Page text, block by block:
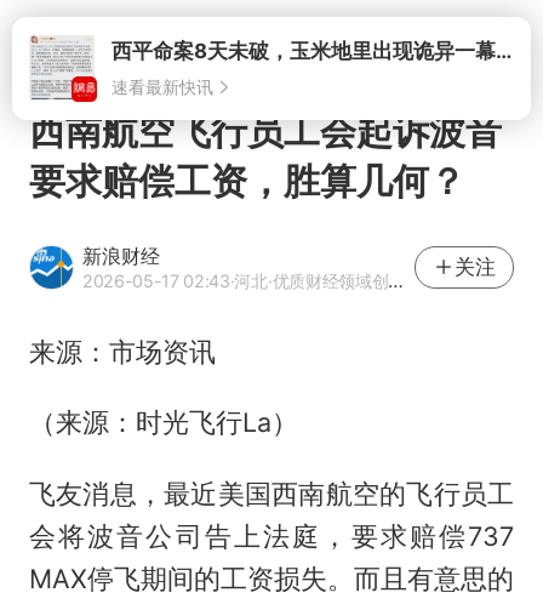
打开西平命案8天未破，玉米地里出现诡异一幕，我突然想起了欧金中
速看最新快讯
西南航空飞行员工会起诉波音
要求赔偿工资，胜算几何？
新浪财经
2026-05-17 02:43·河北·优质财经领域创作者
关注
来源：市场资讯
（来源：时光飞行La）
飞友消息，最近美国西南航空的飞行员工
会将波音公司告上法庭，要求赔偿737
MAX停飞期间的工资损失。而且有意思的